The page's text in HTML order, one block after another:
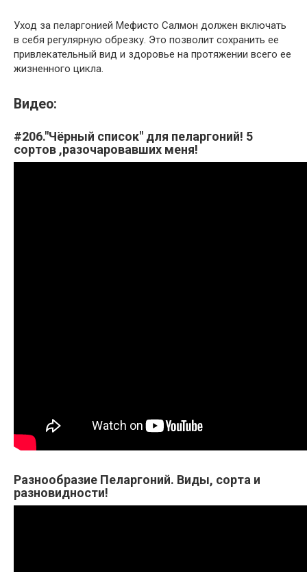
Уход за пеларгонией Мефисто Салмон должен включать
в себя регулярную обрезку. Это позволит сохранить ее
привлекательный вид и здоровье на протяжении всего ее
жизненного цикла.
Видео:
#206."Чёрный список" для пеларгоний! 5
сортов ,разочаровавших меня!
Разнообразие Пеларгоний. Виды, сорта и
разновидности!